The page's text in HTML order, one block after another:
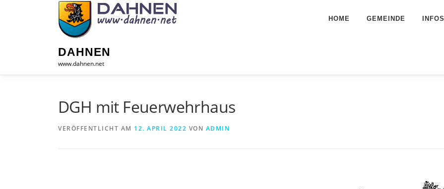
DAHNEN
www.dahnen.net
HOME GEMEINDE INFOS
DGH mit Feuerwehrhaus
VERÖFFENTLICHT AM 12. APRIL 2022 VON ADMIN